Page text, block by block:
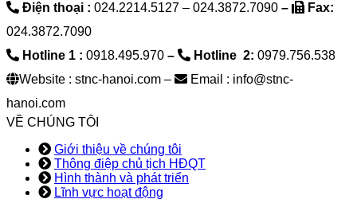
Điện thoại : 024.2214.5127 – 024.3872.7090 –
Fax:
024.3872.7090
Hotline 1 : 0918.495.970 – Hotline 2: 0979.756.538
Website : stnc-hanoi.com –
Email : info@stnc-
hanoi.com
VỀ CHÚNG TÔI
Giới thiệu về chúng tôi
Thông điệp chủ tịch HĐQT
Hình thành và phát triển
Lĩnh vực hoạt động